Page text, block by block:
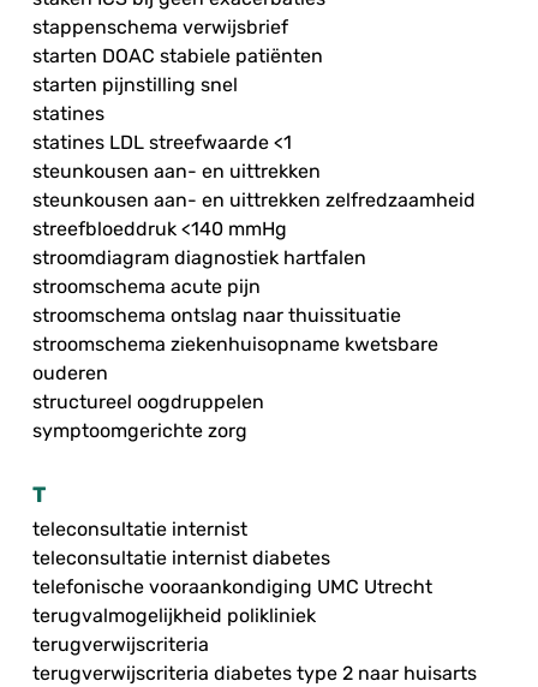
stappenschema verwijsbrief
starten DOAC stabiele patiënten
starten pijnstilling snel
statines
statines LDL streefwaarde <1
steunkousen aan- en uittrekken
steunkousen aan- en uittrekken zelfredzaamheid
streefbloeddruk <140 mmHg
stroomdiagram diagnostiek hartfalen
stroomschema acute pijn
stroomschema ontslag naar thuissituatie
stroomschema ziekenhuisopname kwetsbare
ouderen
structureel oogdruppelen
symptoomgerichte zorg
T
teleconsultatie internist
teleconsultatie internist diabetes
telefonische vooraankondiging UMC Utrecht
terugvalmogelijkheid polikliniek
terugverwijscriteria
terugverwijscriteria diabetes type 2 naar huisarts